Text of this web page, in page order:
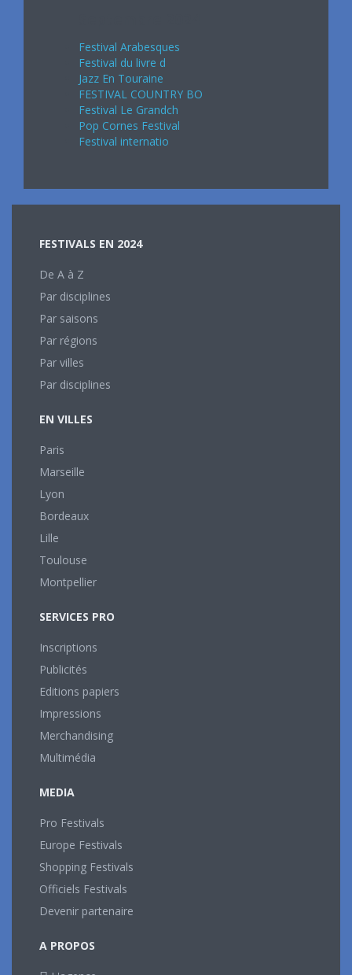
Festival Arabesques
Festival du livre d
Jazz En Touraine
FESTIVAL COUNTRY BO
Festival Le Grandch
Pop Cornes Festival
Festival internatio
FESTIVALS EN 2024
De A à Z
Par disciplines
Par saisons
Par régions
Par villes
Par disciplines
EN VILLES
Paris
Marseille
Lyon
Bordeaux
Lille
Toulouse
Montpellier
SERVICES PRO
Inscriptions
Publicités
Editions papiers
Impressions
Merchandising
Multimédia
MEDIA
Pro Festivals
Europe Festivals
Shopping Festivals
Officiels Festivals
Devenir partenaire
A PROPOS